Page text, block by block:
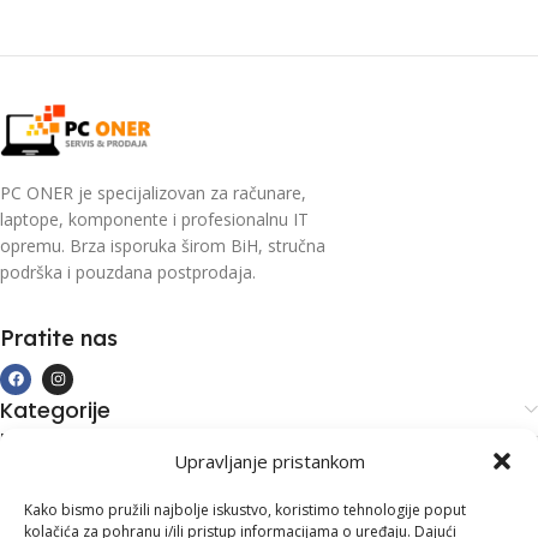
Upravljanje pristankom
Kako bismo pružili najbolje iskustvo, koristimo tehnologije poput
kolačića za pohranu i/ili pristup informacijama o uređaju. Dajući
PC ONER je specijalizovan za računare,
laptope, komponente i profesionalnu IT
opremu. Brza isporuka širom BiH, stručna
podrška i pouzdana postprodaja.
Pratite nas
Kategorije
Kupovina i podrška
Kontakt informacije